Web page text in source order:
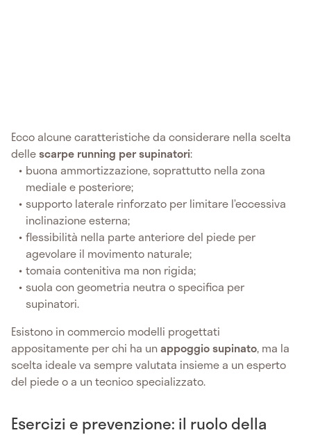
Ecco alcune caratteristiche da considerare nella scelta
dellescarpe running per supinatori:
buona ammortizzazione, soprattutto nella zona
mediale e posteriore;
supporto laterale rinforzato per limitare l’eccessiva
inclinazione esterna;
flessibilità nella parte anteriore del piede per
agevolare il movimento naturale;
tomaia contenitiva ma non rigida;
suola con geometria neutra o specifica per
supinatori.
Esistono in commercio modelli progettati
appositamente per chi ha unappoggio supinato, ma la
scelta ideale va sempre valutata insieme a un esperto
del piede o a un tecnico specializzato.
Esercizi e prevenzione: il ruolo della